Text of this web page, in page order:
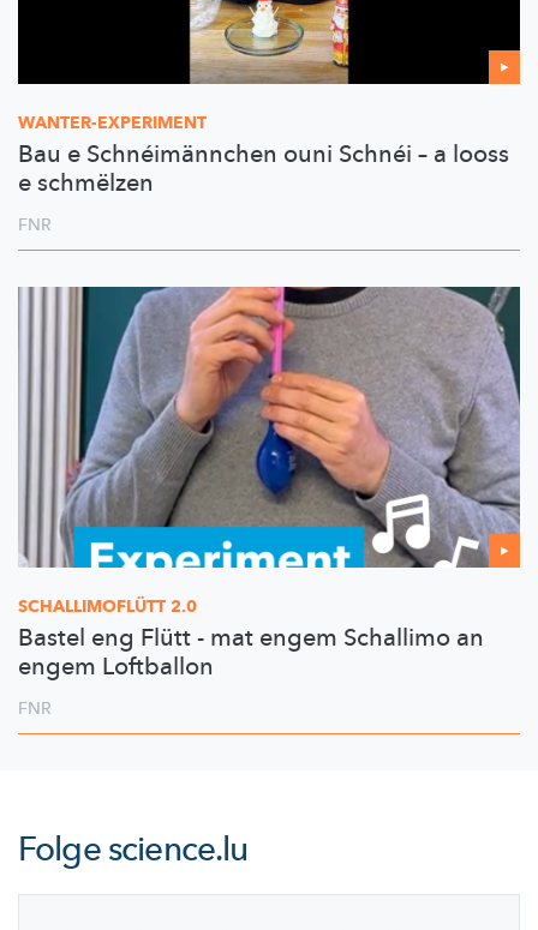
WANTER-EXPERIMENT
Bau e Schnéimännchen ouni Schnéi – a looss
e schmëlzen
FNR
SCHALLIMOFLÜTT 2.0
Bastel eng Flütt - mat engem Schallimo an
engem Loftballon
FNR
Folgescience.lu